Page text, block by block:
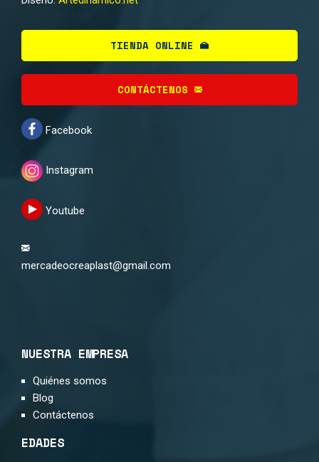
TIENDA ONLINE
CONTÁCTENOS
Facebook
Instagram
Youtube
mercadeocreaplast@gmail.com
NUESTRA EMPRESA
Quiénes somos
Blog
Contáctenos
EDADES